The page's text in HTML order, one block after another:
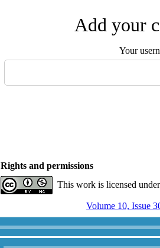
Add your
Your
Rights and permissions
This work is licensed
Volume 10, Issue